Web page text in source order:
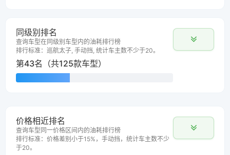
同级别排名
查询车型在同级别车型内的油耗排行榜
排行标准：巡航太子, 手动挡, 统计车主数不少于20。
第43名（共125款车型）
价格相近排名
查询车型同一价格区间内的油耗排行榜
排行标准：价格差别小于15%，手动挡，统计车主数不少
于20。